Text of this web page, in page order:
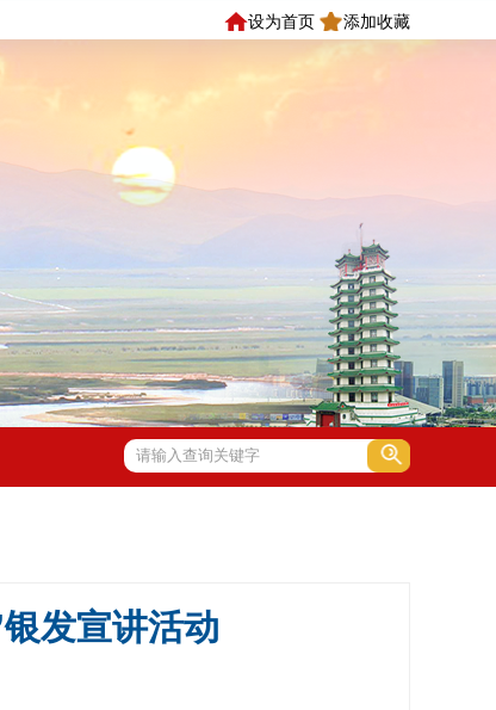
设为首页 添加收藏
发宣讲活动